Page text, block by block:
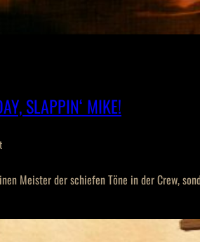
SLAPPIN‘ MIKE!
Meister der schiefen Töne in der Crew,